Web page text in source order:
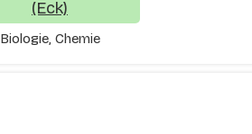
(Eck)
Biologie, Chemie